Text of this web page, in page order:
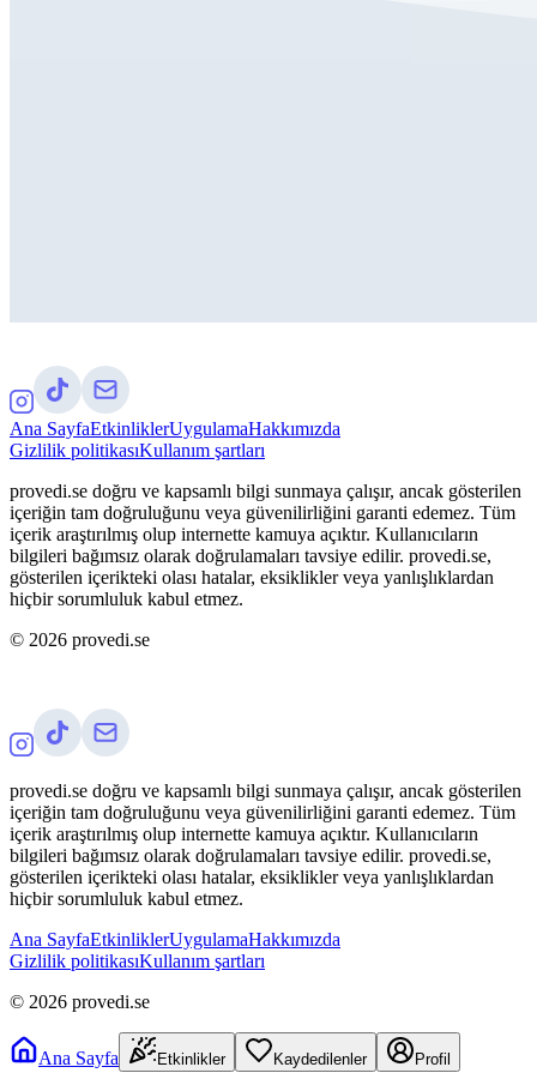
Ana SayfaEtkinliklerUygulamaHakkımızda
Gizlilik politikasıKullanım şartları
provedi.se doğru ve kapsamlı bilgi sunmaya çalışır, ancak gösterilen
içeriğin tam doğruluğunu veya güvenilirliğini garanti edemez. Tüm
içerik araştırılmış olup internette kamuya açıktır. Kullanıcıların
bilgileri bağımsız olarak doğrulamaları tavsiye edilir. provedi.se,
gösterilen içerikteki olası hatalar, eksiklikler veya yanlışlıklardan
hiçbir sorumluluk kabul etmez.
© 2026 provedi.se
provedi.se doğru ve kapsamlı bilgi sunmaya çalışır, ancak gösterilen
içeriğin tam doğruluğunu veya güvenilirliğini garanti edemez. Tüm
içerik araştırılmış olup internette kamuya açıktır. Kullanıcıların
bilgileri bağımsız olarak doğrulamaları tavsiye edilir. provedi.se,
gösterilen içerikteki olası hatalar, eksiklikler veya yanlışlıklardan
hiçbir sorumluluk kabul etmez.
Ana SayfaEtkinliklerUygulamaHakkımızda
Gizlilik politikasıKullanım şartları
© 2026 provedi.se
Ana Sayfa Etkinlikler Kaydedilenler Profil